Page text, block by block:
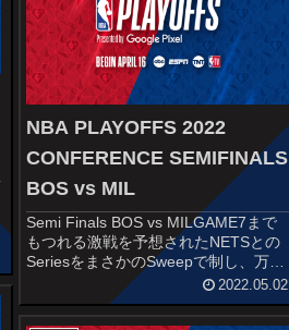
NBA PLAYOFFS 2022
CONFERENCE SEMIFINALS
BOS vs MIL
Semi Finals BOS vs MILGAME7まで
もつれる激戦を予想されたNETSとの
SeriesをまさかのSweepで制し、万全
の仕上がりを見せるBoston。大型補強
で生まれ変わったBullsとの激戦で
Khris Middlet...
2022.05.02